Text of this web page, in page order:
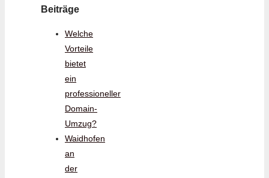
Beiträge
Welche
Vorteile
bietet
ein
professioneller
Domain-
Umzug?
Waidhofen
an
der